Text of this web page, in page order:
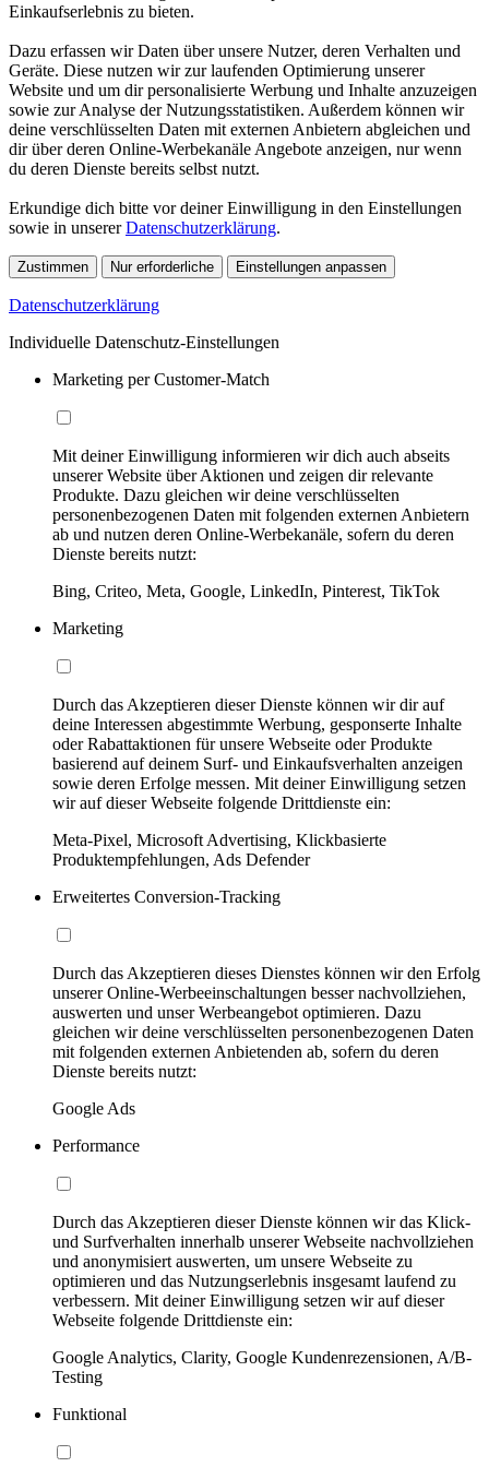
Einkaufserlebnis zu bieten.
Dazu erfassen wir Daten über unsere Nutzer, deren Verhalten und
Geräte. Diese nutzen wir zur laufenden Optimierung unserer
Website und um dir personalisierte Werbung und Inhalte anzuzeigen
sowie zur Analyse der Nutzungsstatistiken. Außerdem können wir
deine verschlüsselten Daten mit externen Anbietern abgleichen und
dir über deren Online-Werbekanäle Angebote anzeigen, nur wenn
du deren Dienste bereits selbst nutzt.
Erkundige dich bitte vor deiner Einwilligung in den Einstellungen
sowie in unsererDatenschutzerklärung.
Zustimmen Nur erforderliche Einstellungen anpassen
Datenschutzerklärung
Individuelle Datenschutz-Einstellungen
Marketing per Customer-Match
Mit deiner Einwilligung informieren wir dich auch abseits
unserer Website über Aktionen und zeigen dir relevante
Produkte. Dazu gleichen wir deine verschlüsselten
personenbezogenen Daten mit folgenden externen Anbietern
ab und nutzen deren Online-Werbekanäle, sofern du deren
Dienste bereits nutzt:
Bing, Criteo, Meta, Google, LinkedIn, Pinterest, TikTok
Marketing
Durch das Akzeptieren dieser Dienste können wir dir auf
deine Interessen abgestimmte Werbung, gesponserte Inhalte
oder Rabattaktionen für unsere Webseite oder Produkte
basierend auf deinem Surf- und Einkaufsverhalten anzeigen
sowie deren Erfolge messen. Mit deiner Einwilligung setzen
wir auf dieser Webseite folgende Drittdienste ein:
Meta-Pixel, Microsoft Advertising, Klickbasierte
Produktempfehlungen, Ads Defender
Erweitertes Conversion-Tracking
Durch das Akzeptieren dieses Dienstes können wir den Erfolg
unserer Online-Werbeeinschaltungen besser nachvollziehen,
auswerten und unser Werbeangebot optimieren. Dazu
gleichen wir deine verschlüsselten personenbezogenen Daten
mit folgenden externen Anbietenden ab, sofern du deren
Dienste bereits nutzt:
Google Ads
Performance
Durch das Akzeptieren dieser Dienste können wir das Klick-
und Surfverhalten innerhalb unserer Webseite nachvollziehen
und anonymisiert auswerten, um unsere Webseite zu
optimieren und das Nutzungserlebnis insgesamt laufend zu
verbessern. Mit deiner Einwilligung setzen wir auf dieser
Webseite folgende Drittdienste ein:
Google Analytics, Clarity, Google Kundenrezensionen, A/B-
Testing
Funktional